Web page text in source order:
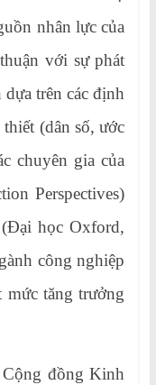
nhân lực của
với sự phát
trên các định
(dân số, ước
chuyên gia của
Perspectives)
học Oxford,
công nghiệp
mức tăng trưởng
đồng Kinh